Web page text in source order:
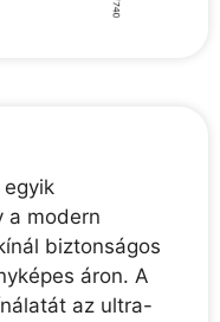
a modern
biztonságos
áron. A
az ultra-